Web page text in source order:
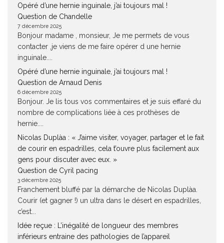
Opéré d’une hernie inguinale, j’ai toujours mal !
Question de Chandelle
7 décembre 2025
Bonjour madame , monsieur, Je me permets de vous
contacter ,je viens de me faire opérer d une hernie
inguinale....
Opéré d’une hernie inguinale, j’ai toujours mal !
Question de Arnaud Denis
6 décembre 2025
Bonjour. Je lis tous vos commentaires et je suis effaré du
nombre de complications liée à ces prothèses de
hernie....
Nicolas Duplàa : « J’aime visiter, voyager, partager et le fait
de courir en espadrilles, cela t’ouvre plus facilement aux
gens pour discuter avec eux. »
Question de Cyril pacing
3 décembre 2025
Franchement bluffé par la démarche de Nicolas Duplàa.
Courir (et gagner !) un ultra dans le désert en espadrilles,
c’est...
Idée reçue : L’inégalité de longueur des membres
inférieurs entraine des pathologies de l’appareil